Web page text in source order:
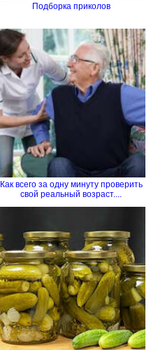
Подборка приколов
Как всего за одну минуту проверить
свой реальный возраст....